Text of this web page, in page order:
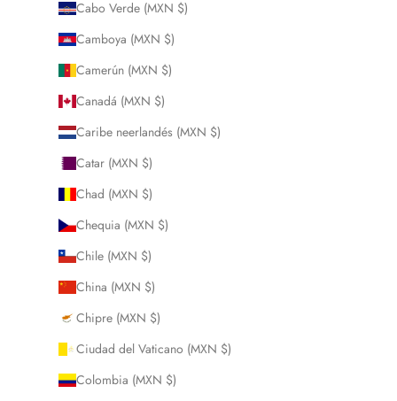
Cabo Verde (MXN $)
Camboya (MXN $)
Camerún (MXN $)
Canadá (MXN $)
Caribe neerlandés (MXN $)
Catar (MXN $)
Chad (MXN $)
Chequia (MXN $)
Chile (MXN $)
China (MXN $)
Chipre (MXN $)
Ciudad del Vaticano (MXN $)
Colombia (MXN $)